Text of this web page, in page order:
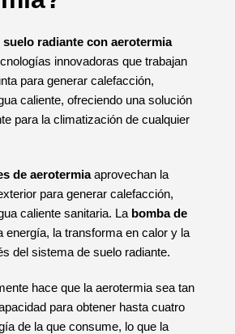
suelo radiante con aerotermia
innovadoras que trabajan
para generar calefacción,
caliente, ofreciendo una solución
para la climatización de cualquier
de aerotermiaaprovechan la
para generar calefacción,
caliente sanitaria. La bomba de
energía, la transforma en calor y la
del sistema de suelo radiante.
hace que la aerotermia sea tan
para obtener hasta cuatro
de la que consume, lo que la